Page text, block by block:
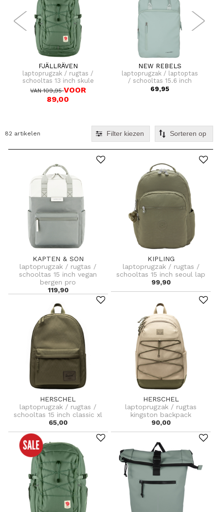
FJÄLLRÄVEN
laptoprugzak / rugtas /
schooltas 13 inch skule
20
VAN 109,95VOOR
89,00
NEW REBELS
laptoprugzak / laptoptas
/ schooltas 15.6 inch
william milwaukee
69,95
82 artikelen Filter kiezen
KAPTEN & SON
laptoprugzak / rugtas /
schooltas 15 inch vegan
bergen pro
119,90
KIPLING
laptoprugzak / rugtas /
schooltas 15 inch seoul lap
99,90
HERSCHEL
laptoprugzak / rugtas /
schooltas 15 inch classic xl
65,00
HERSCHEL
laptoprugzak / rugtas
kingston backpack
90,00